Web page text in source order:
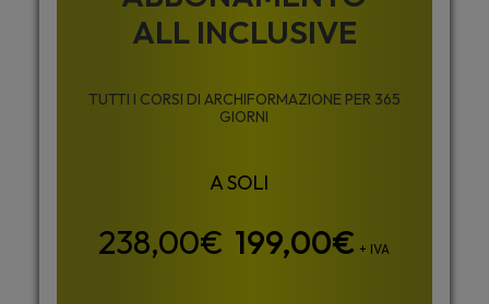
ALL INCLUSIVE
TUTTI I CORSI DI ARCHIFORMAZIONE PER 365
GIORNI
199,00€ + IVA